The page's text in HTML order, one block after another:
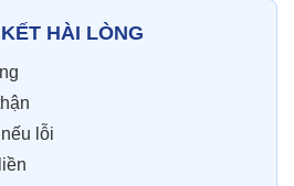
HÀI LÒNG
lỗi